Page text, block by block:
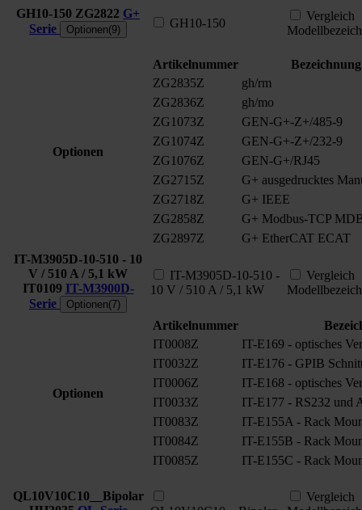
GH10-150 ZG2822 G+
Serie
Optionen(9) GH10-150
Vergleich
Optionen
Artikelnummer
Bezeichnung
ZG2835Z
gh/rm
ZG2836Z
gh/mo
ZG1073Z
GEN-G+-Z+/485-9
ZG1074Z
GEN-G+-Z+/232-9
ZG1076Z
GEN-G+/RJ45
ZG2715Z
G+ ausgedrucktes
ZG2718Z
G+ IEEE
ZG2858Z
G+ Modbus-TCP
ZG2897Z
G+ EtherCAT ECAT
IT-M3905D-10-510 - 10
V / 510 A / 5,1 kW
IT0109 IT-M3900D-
Serie
Optionen(7)
IT-M3905D-10-510 -
10 V / 510 A / 5,1 kW
Vergleich
Optionen
Artikelnummer
IT0008Z
IT-E169 - optisches
IT0032Z
IT-E176 - GPIB
IT0006Z
IT-E168 - optisches
IT0033Z
IT-E177 - RS232 und
IT0083Z
IT-E155A - Rack
IT0084Z
IT-E155B - Rack
IT0085Z
IT-E155C - Rack
QL10V10C10__Bipolar
Vergleich